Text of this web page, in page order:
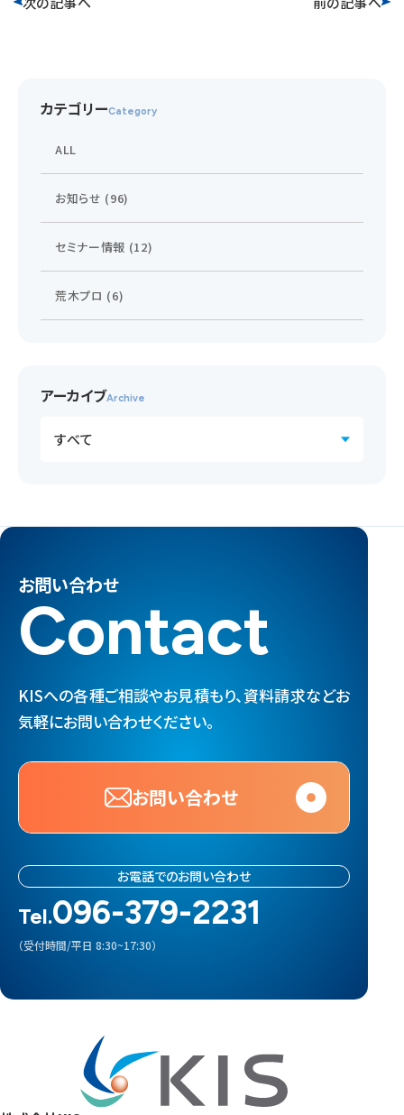
カテゴリーCategory
ALL
お知らせ (96)
セミナー情報 (12)
荒木プロ (6)
アーカイブArchive
お問い合わせ
Contact
KISへの各種ご相談やお見積もり、資料請求などお
気軽にお問い合わせください。
お問い合わせ
お電話でのお問い合わせ
Tel.096-379-2231
（受付時間/平日 8:30~17:30）